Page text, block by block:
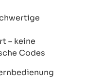
– keine
Codes